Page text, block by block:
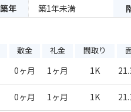
築年
築1年未満
敷金 礼金 間取り
0ヶ月 1ヶ月 1K
0ヶ月 1ヶ月 1K